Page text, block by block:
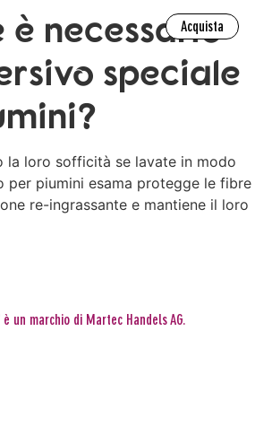
Acquista
Acquista
è necessario
speciale
la loro sofficità se lavate in modo
per piumini esama protegge le fibre
re-ingrassante e mantiene il loro
è un marchio di Martec Handels AG.